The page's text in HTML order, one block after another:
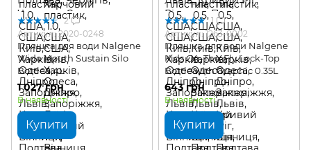
2
Артикул: 2020-0248
Пляшка для води Nalgene
Wide Mouth Sustain Silo
Bottle 1.4L
1 027 грн
В наявності
Купити
1
Артикул: 1263-0002
Пляшка для води Nalgene
Kids On-The-Fly Lock-Top
Bottle with Graphic 0.35L
643 грн
В наявності
Купити